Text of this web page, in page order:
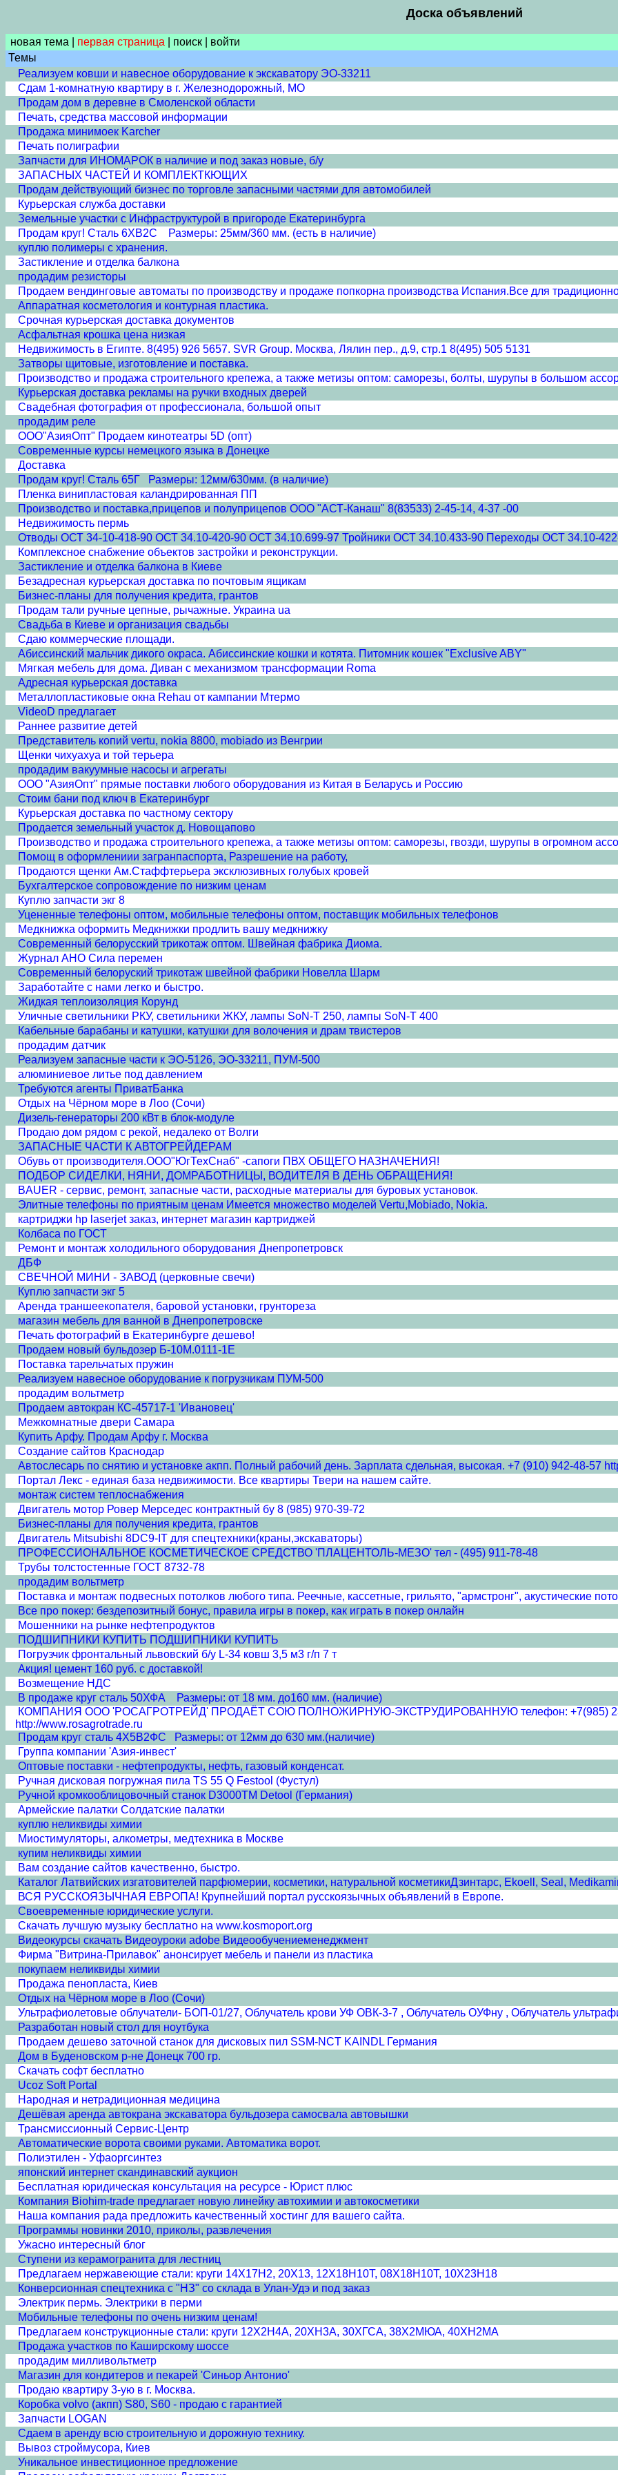
Доска объявлений
новая тема первая страница поиск войти
Темы
Реализуем ковши и навесное оборудование к экскаватору ЭО-33211
Сдам 1-комнатную квартиру в г. Железнодорожный, МО
Продам дом в деревне в Смоленской области
Печать, средства массовой информации
Продажа минимоек Karcher
Печать полиграфии
Запчасти для ИНОМАРОК в наличие и под заказ новые, б/у
ЗАПАСНЫХ ЧАСТЕЙ И КОМПЛЕКТКЮЩИХ
Продам действующий бизнес по торговле запасными частями для автомобилей
Курьерская служба доставки
Земельные участки с Инфраструктурой в пригороде Екатеринбурга
Продам круг! Сталь 6ХВ2С Размеры: 25мм/360 мм. (есть в наличие)
куплю полимеры с хранения.
Застикление и отделка балкона
продадим резисторы
Продаем вендинговые автоматы по производству и продаже попкорна производства Испания.Все для
Аппаратная косметология и контурная пластика.
Срочная курьерская доставка документов
Асфальтная крошка цена низкая
Недвижимость в Египте. 8(495) 926 5657. SVR Group. Москва, Лялин пер., д.9, стр.1 8(495) 505 5131
Затворы щитовые, изготовление и поставка.
Производство и продажа строительного крепежа, а также метизы оптом: саморезы, болты, шурупы в большом
Курьерская доставка рекламы на ручки входных дверей
Свадебная фотография от профессионала, большой опыт
продадим реле
ООО"АзияОпт" Продаем кинотеатры 5D (опт)
Современные курсы немецкого языка в Донецке
Доставка
Продам круг! Сталь 65Г Размеры: 12мм/630мм. (в наличие)
Пленка винипластовая каландрированная ПП
Производство и поставка,прицепов и полуприцепов ООО "АСТ-Канаш" 8(83533) 2-45-14, 4-37 -00
Недвижимость пермь
Отводы ОСТ 34-10-418-90 ОСТ 34.10-420-90 ОСТ 34.10.699-97 Тройники ОСТ 34.10.433-90 Переходы ОСТ 34.10-
Комплексное снабжение объектов застройки и реконструкции.
Застикление и отделка балкона в Киеве
Безадресная курьерская доставка по почтовым ящикам
Бизнес-планы для получения кредита, грантов
Продам тали ручные цепные, рычажные. Украина ua
Свадьба в Киеве и организация свадьбы
Сдаю коммерческие площади.
Абиссинский мальчик дикого окраса. Абиссинские кошки и котята. Питомник кошек "Exclusive ABY"
Мягкая мебель для дома. Диван с механизмом трансформации Roma
Адресная курьерская доставка
Металлопластиковые окна Rehau от кампании Мтермо
VideoD предлагает
Раннее развитие детей
Представитель копий vertu, nokia 8800, mobiado из Венгрии
Щенки чихуахуа и той терьера
продадим вакуумные насосы и агрегаты
ООО "АзияОпт" прямые поставки любого оборудования из Китая в Беларусь и Россию
Стоим бани под ключ в Екатеринбург
Курьерская доставка по частному сектору
Продается земельный участок д. Новощапово
Производство и продажа строительного крепежа, а также метизы оптом: саморезы, гвозди, шурупы в огромном
Помощ в оформлениии загранпаспорта, Разрешение на работу,
Продаются щенки Ам.Стаффтерьера эксклюзивных голубых кровей
Бухгалтерское сопровождение по низким ценам
Куплю запчасти экг 8
Уцененные телефоны оптом, мобильные телефоны оптом, поставщик мобильных телефонов
Медкнижка оформить Медкнижки продлить вашу медкнижку
Современный белорусский трикотаж оптом. Швейная фабрика Диома.
Журнал АНО Сила перемен
Современный белоруский трикотаж швейной фабрики Новелла Шарм
Заработайте с нами легко и быстро.
Жидкая теплоизоляция Корунд
Уличные светильники РКУ, светильники ЖКУ, лампы SoN-T 250, лампы SoN-T 400
Кабельные барабаны и катушки, катушки для волочения и драм твистеров
продадим датчик
Реализуем запасные части к ЭО-5126, ЭО-33211, ПУМ-500
алюминиевое литье под давлением
Требуются агенты ПриватБанка
Отдых на Чёрном море в Лоо (Сочи)
Дизель-генераторы 200 кВт в блок-модуле
Продаю дом рядом с рекой, недалеко от Волги
ЗАПАСНЫЕ ЧАСТИ К АВТОГРЕЙДЕРАМ
Обувь от производителя.ООО"ЮгТехСнаб" -сапоги ПВХ ОБЩЕГО НАЗНАЧЕНИЯ!
ПОДБОР СИДЕЛКИ, НЯНИ, ДОМРАБОТНИЦЫ, ВОДИТЕЛЯ В ДЕНЬ ОБРАЩЕНИЯ!
BAUER - сервис, ремонт, запасные части, расходные материалы для буровых установок.
Элитные телефоны по приятным ценам Имеется множество моделей Vertu,Mobiado, Nokia.
картриджи hp laserjet заказ, интернет магазин картриджей
Колбаса по ГОСТ
Ремонт и монтаж холодильного оборудования Днепропетровск
ДБФ
СВЕЧНОЙ МИНИ - ЗАВОД (церковные свечи)
Куплю запчасти экг 5
Аренда траншеекопателя, баровой установки, грунтореза
магазин мебель для ванной в Днепропетровске
Печать фотографий в Екатеринбурге дешево!
Продаем новый бульдозер Б-10М.0111-1Е
Поставка тарельчатых пружин
Реализуем навесное оборудование к погрузчикам ПУМ-500
продадим вольтметр
Продаем автокран КС-45717-1 'Ивановец'
Межкомнатные двери Cамара
Купить Арфу. Продам Арфу г. Москва
Создание сайтов Краснодар
Автослесарь по снятию и установке акпп. Полный рабочий день. Зарплата сдельная, высокая. +7 (910) 942-48-57
Портал Лекс - единая база недвижимости. Все квартиры Твери на нашем сайте.
монтаж систем теплоснабжения
Двигатель мотор Ровер Мерседес контрактный бу 8 (985) 970-39-72
Бизнес-планы для получения кредита, грантов
Двигатель Mitsubishi 8DC9-IT для спецтехники(краны,экскаваторы)
ПРОФЕССИОНАЛЬНОЕ КОСМЕТИЧЕСКОЕ СРЕДСТВО 'ПЛАЦЕНТОЛЬ-МЕЗО' тел - (495) 911-78-48
Трубы толстостенные ГОСТ 8732-78
продадим вольтметр
Поставка и монтаж подвесных потолков любого типа. Реечные, кассетные, грильято, "армстронг", акустические
Все про покер: бездепозитный бонус, правила игры в покер, как играть в покер онлайн
Мошенники на рынке нефтепродуктов
ПОДШИПНИКИ КУПИТЬ ПОДШИПНИКИ КУПИТЬ
Погрузчик фронтальный львовский б/у L-34 ковш 3,5 м3 г/п 7 т
Акция! цемент 160 руб. с доставкой!
Возмещение НДС
В продаже круг сталь 50ХФА Размеры: от 18 мм. до160 мм. (наличие)
КОМПАНИЯ ООО 'РОСАГРОТРЕЙД' ПРОДАЁТ СОЮ ПОЛНОЖИРНУЮ-ЭКСТРУДИРОВАННУЮ телефон: +7(985) 233-
http://www.rosagrotrade.ru
Продам круг сталь 4Х5В2ФС Размеры: от 12мм до 630 мм.(наличие)
Группа компании 'Азия-инвест'
Оптовые поставки - нефтепродукты, нефть, газовый конденсат.
Ручная дисковая погружная пила TS 55 Q Festool (Фустул)
Ручной кромкооблицовочный станок D3000TM Detool (Германия)
Армейские палатки Солдатские палатки
куплю неликвиды химии
Миостимуляторы, алкометры, медтехника в Москве
купим неликвиды химии
Вам создание сайтов качественно, быстро.
Каталог Латвийских изгатовителей парфюмерии, косметики, натуральной косметикиДзинтарс, Ekoell, Seal,
ВСЯ РУССКОЯЗЫЧНАЯ ЕВРОПА! Крупнейший портал русскоязычных объявлений в Европе.
Своевременные юридические услуги.
Скачать лучшую музыку бесплатно на www.kosmoport.org
Видеокурсы скачать Видеоуроки adobe Видеообучениеменеджмент
Фирма "Витрина-Прилавок" анонсирует мебель и панели из пластика
покупаем неликвиды химии
Продажа пенопласта, Киев
Отдых на Чёрном море в Лоо (Сочи)
Ультрафиолетовые облучатели- БОП-01/27, Облучатель крови УФ ОВК-3-7 , Облучатель ОУФну , Облучатель
Разработан новый стол для ноутбука
Продаем дешево заточной станок для дисковых пил SSM-NCT KAINDL Германия
Дом в Буденовском р-не Донецк 700 гр.
Скачать софт бесплатно
Ucoz Soft Portal
Народная и нетрадиционная медицина
Дешёвая аренда автокрана экскаватора бульдозера самосвала автовышки
Трансмиссионный Сервис-Центр
Автоматические ворота своими руками. Автоматика ворот.
Полиэтилен - Уфаоргсинтез
японский интернет скандинавский аукцион
Бесплатная юридическая консультация на ресурсе - Юрист плюс
Компания Biohim-trade предлагает новую линейку автохимии и автокосметики
Наша компания рада предложить качественный хостинг для вашего сайта.
Программы новинки 2010, приколы, развлечения
Ужасно интересный блог
Ступени из керамогранита для лестниц
Предлагаем нержавеющие стали: круги 14Х17Н2, 20Х13, 12Х18Н10Т, 08Х18Н10Т, 10Х23Н18
Конверсионная спецтехника с "НЗ" со склада в Улан-Удэ и под заказ
Электрик пермь. Электрики в перми
Мобильные телефоны по очень низким ценам!
Предлагаем конструкционные стали: круги 12Х2Н4А, 20ХН3А, 30ХГСА, 38Х2МЮА, 40ХН2МА
Продажа участков по Каширскому шоссе
продадим милливольтметр
Магазин для кондитеров и пекарей 'Синьор Антонио'
Продаю квартиру 3-ую в г. Москва.
Коробка volvo (акпп) S80, S60 - продаю с гарантией
Запчасти LOGAN
Сдаем в аренду всю строительную и дорожную технику.
Вывоз строймусора, Киев
Уникальное инвестиционное предложение